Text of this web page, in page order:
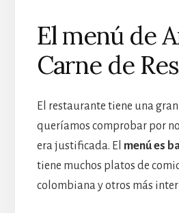
El menú de
Carne de Res
El restaurante tiene una
queríamos comprobar por
era justificada. El menú es
tiene muchos platos de
colombiana y otros más